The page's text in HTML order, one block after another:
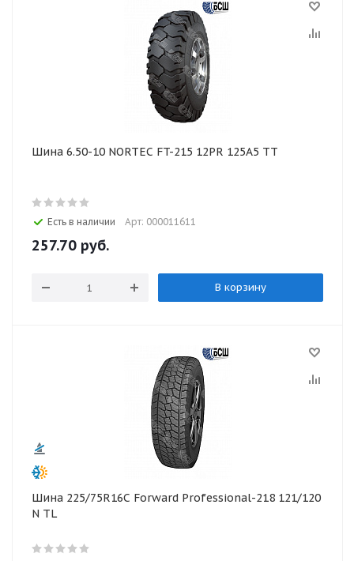
Шина 6.50-10 NORTEC FT-215 12PR 125A5 TT
Есть в наличии Арт: 000011611
257.70 руб.
В корзину
Шина 225/75R16С Forward Professional-218 121/120
N TL